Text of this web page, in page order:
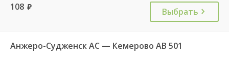
108 руб. Выбрать
Анжеро-Судженск АС — Кемерово АВ 501